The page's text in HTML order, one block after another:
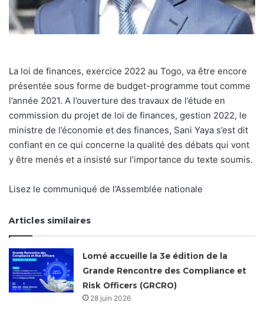
La loi de finances, exercice 2022 au Togo, va être encore
présentée sous forme de budget-programme tout comme
l’année 2021. A l’ouverture des travaux de l’étude en
commission du projet de loi de finances, gestion 2022, le
ministre de l’économie et des finances, Sani Yaya s’est dit
confiant en ce qui concerne la qualité des débats qui vont
y être menés et a insisté sur l’importance du texte soumis.
Lisez le communiqué de l’Assemblée nationale
Articles similaires
Lomé accueille la 3e édition de la
Grande Rencontre des Compliance et
Risk Officers (GRCRO)
28 juin 2026